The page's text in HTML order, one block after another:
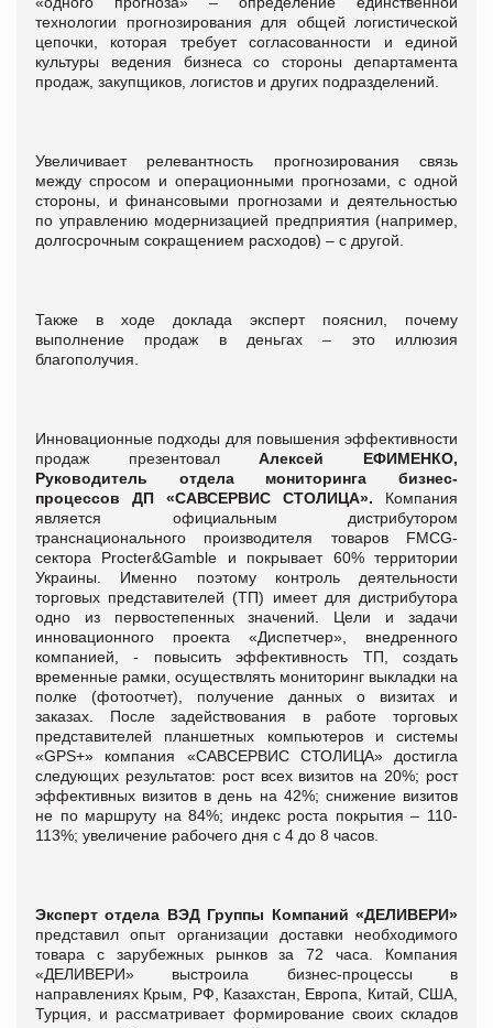
технологии прогнозирования для общей логистической
цепочки, которая требует согласованности и единой
культуры ведения бизнеса со стороны департамента
продаж, закупщиков, логистов и других подразделений.
Увеличивает релевантность прогнозирования связь
между спросом и операционными прогнозами, с одной
стороны, и финансовыми прогнозами и деятельностью
по управлению модернизацией предприятия (например,
долгосрочным сокращением расходов) – с другой.
Также в ходе доклада эксперт пояснил, почему
выполнение продаж в деньгах – это иллюзия
благополучия.
Инновационные подходы для повышения эффективности
продаж презентовалАлексей ЕФИМЕНКО,
Руководитель отдела мониторинга бизнес-
процессов ДП «САВСЕРВИС СТОЛИЦА». Компания
является официальным дистрибутором
транснационального производителя товаров FMCG-
сектора Procter&Gamble и покрывает 60% территории
Украины. Именно поэтому контроль деятельности
торговых представителей (ТП) имеет для дистрибутора
одно из первостепенных значений. Цели и задачи
инновационного проекта «Диспетчер», внедренного
компанией, - повысить эффективность ТП, создать
временные рамки, осуществлять мониторинг выкладки на
полке (фотоотчет), получение данных о визитах и
заказах. После задействования в работе торговых
представителей планшетных компьютеров и системы
«GPS+» компания «САВСЕРВИС СТОЛИЦА» достигла
следующих результатов: рост всех визитов на 20%; рост
эффективных визитов в день на 42%; снижение визитов
не по маршруту на 84%; индекс роста покрытия – 110-
113%; увеличение рабочего дня с 4 до 8 часов.
Эксперт отдела ВЭД Группы Компаний «ДЕЛИВЕРИ»
представил опыт организации доставки необходимого
товара с зарубежных рынков за 72 часа. Компания
«ДЕЛИВЕРИ» выстроила бизнес-процессы в
направлениях Крым, РФ, Казахстан, Европа, Китай, США,
Турция, и рассматривает формирование своих складов